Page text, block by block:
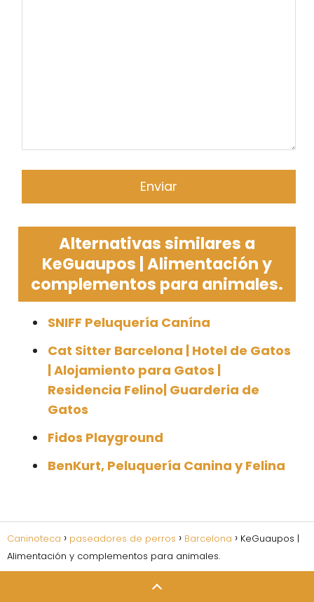
Alternativas similares a
KeGuaupos | Alimentación y
complementos para animales.
SNIFF Peluquería Canína
Cat Sitter Barcelona | Hotel de Gatos
| Alojamiento para Gatos |
Residencia Felino| Guarderia de
Gatos
Fidos Playground
BenKurt, Peluquería Canina y Felina
Caninoteca paseadores de perros Barcelona
KeGuaupos |
Alimentación y complementos para animales.